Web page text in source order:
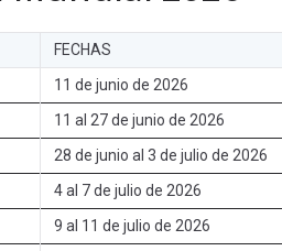
FECHAS
11 de junio de 2026
11 al 27 de junio de 2026
28 de junio al 3 de julio de 2026
4 al 7 de julio de 2026
9 al 11 de julio de 2026